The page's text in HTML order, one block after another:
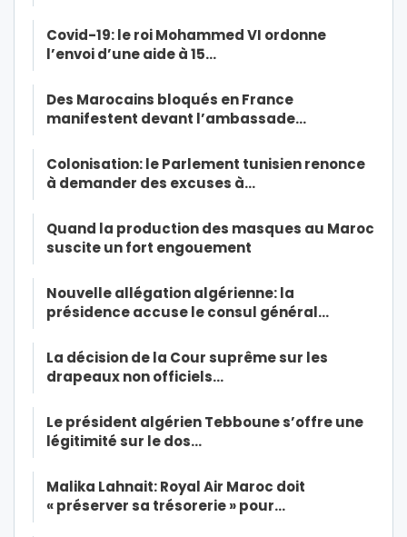
Covid-19: le roi Mohammed VI ordonne
l’envoi d’une aide à 15…
Des Marocains bloqués en France
manifestent devant l’ambassade…
Colonisation: le Parlement tunisien renonce
à demander des excuses à…
Quand la production des masques au Maroc
suscite un fort engouement
Nouvelle allégation algérienne: la
présidence accuse le consul général…
La décision de la Cour suprême sur les
drapeaux non officiels…
Le président algérien Tebboune s’offre une
légitimité sur le dos…
Malika Lahnait: Royal Air Maroc doit
« préserver sa trésorerie » pour…